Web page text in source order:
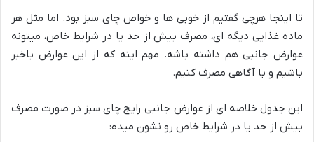
تا اینجا هرچی گفتیم از خوبی ها و خواص چای سبز بود. اما مثل هر
ماده غذایی دیگه ای، مصرف بیش از حد یا در شرایط خاص، میتونه
عوارض جانبی هم داشته باشه. مهم اینه که از این عوارض باخبر
باشیم و با آگاهی مصرف کنیم.
این جدول خلاصه ای از عوارض جانبی رایج چای سبز در صورت مصرف
بیش از حد یا در شرایط خاص رو نشون میده: